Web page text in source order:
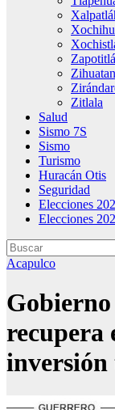
Zitlala
Salud
Sismo 7S
Sismo
Turismo
Huracán Otis
Seguridad
Elecciones
Elecciones
Acapulco
recupera
inversión